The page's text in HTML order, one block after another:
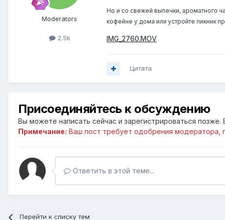
Moderators
2.5k
Но и со свежей выпечки, ароматного
кофейне у дома или устройте пикник
IMG_2760.MOV
Цитата
Присоединяйтесь к обсуждению
Вы можете написать сейчас и зарегистрироваться позже.
Примечание: Ваш пост требует одобрения модератора,
Ответить в этой теме...
Перейти к списку тем